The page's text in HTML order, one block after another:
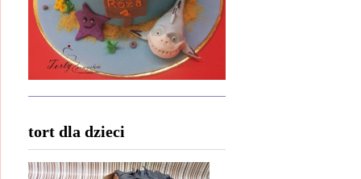
tort dla dzieci